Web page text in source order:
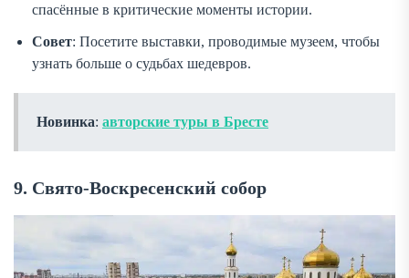
спасённые в критические моменты истории.
Совет: Посетите выставки, проводимые музеем, чтобы
узнать больше о судьбах шедевров.
Новинка: авторские туры в Бресте
9. Свято-Воскресенский собор